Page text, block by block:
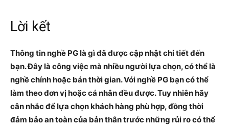
Lời kết
Thông tin nghề PG là gì đã được cập nhật chi tiết đến
bạn. Đây là công việc mà nhiều người lựa chọn, có thể là
nghề chính hoặc bán thời gian. Với nghề PG bạn có thể
làm theo đơn vị hoặc cá nhân đều được. Tuy nhiên hãy
cân nhắc để lựa chọn khách hàng phù hợp, đồng thời
đảm bảo an toàn của bản thân trước những rủi ro có thể